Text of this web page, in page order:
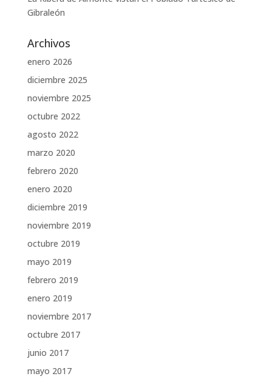
Gibraleón
Archivos
enero 2026
diciembre 2025
noviembre 2025
octubre 2022
agosto 2022
marzo 2020
febrero 2020
enero 2020
diciembre 2019
noviembre 2019
octubre 2019
mayo 2019
febrero 2019
enero 2019
noviembre 2017
octubre 2017
junio 2017
mayo 2017